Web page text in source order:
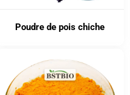
Poudre de pois chiche